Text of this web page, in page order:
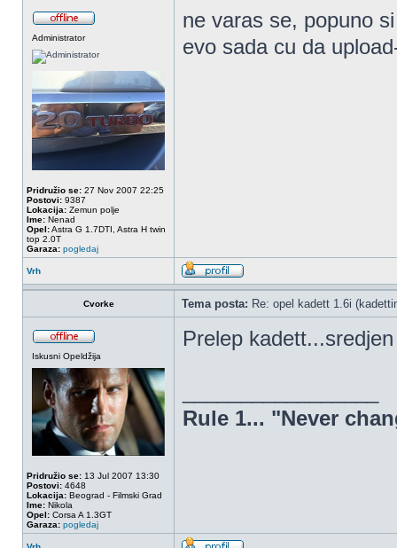
Administrator
Pridružio se: 27 Nov 2007 22:25
Postovi: 9387
Lokacija: Zemun polje
Ime: Nenad
Opel:Astra G 1.7DTI, Astra H twin
top 2.0T
Garaza: pogledaj
ne varas se, popuno
evo sada cu da
Vrh
Cvorke Tema posta: Re: opel kadett 1.6i
Iskusni Opeldžija
Pridružio se: 13 Jul 2007 13:30
Postovi: 4648
Lokacija: Beograd - Filmski Grad
Ime: Nikola
Opel: Corsa A 1.3GT
Garaza: pogledaj
Prelep
Rule 1... "Never